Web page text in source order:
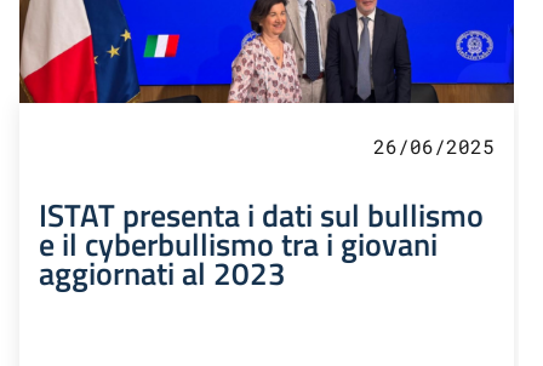
26/06/2025
ISTAT presenta i dati sul bullismo
e il cyberbullismo tra i giovani
aggiornati al 2023